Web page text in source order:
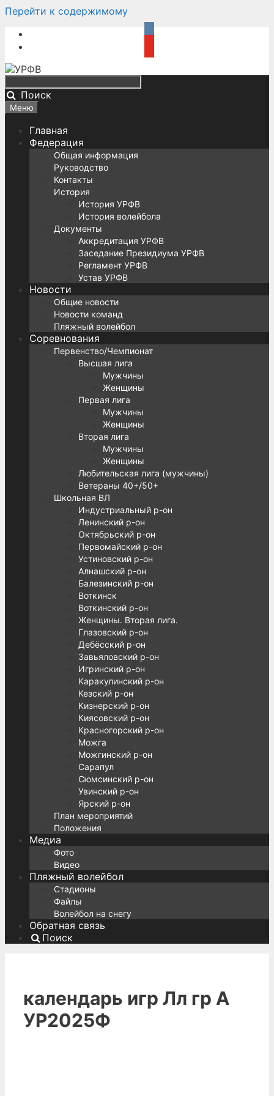
Перейти к содержимому
Поиск
Меню
Главная
Федерация
Общая информация
Руководство
Контакты
История
История УРФВ
История волейбола
Документы
Аккредитация УРФВ
Заседание Президиума УРФВ
Регламент УРФВ
Устав УРФВ
Новости
Общие новости
Новости команд
Пляжный волейбол
Соревнования
Первенство/Чемпионат
Высшая лига
Мужчины
Женщины
Первая лига
Мужчины
Женщины
Вторая лига
Мужчины
Женщины
Любительская лига (мужчины)
Ветераны 40+/50+
Школьная ВЛ
Индустриальный р-он
Ленинский р-он
Октябрьский р-он
Первомайский р-он
Устиновский р-он
Алнашский р-он
Балезинский р-он
Воткинск
Воткинский р-он
Женщины. Вторая лига.
Глазовский р-он
Дебёсский р-он
Завьяловский р-он
Игринский р-он
Каракулинский р-он
Кезский р-он
Кизнерский р-он
Киясовский р-он
Красногорский р-он
Можга
Можгинский р-он
Сарапул
Сюмсинский р-он
Увинский р-он
Ярский р-он
План мероприятий
Положения
Медиа
Фото
Видео
Пляжный волейбол
Стадионы
Файлы
Волейбол на снегу
Обратная связь
Поиск
календарь игр Лл гр А
УР2025Ф